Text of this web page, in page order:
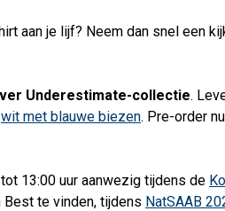
aan je lijf? Neem dan snel een
Underestimate-collectie.
wit met blauwe biezen. Pre-order
13:00 uur aanwezig tijdens de
Best te vinden, tijdens NatSAAB